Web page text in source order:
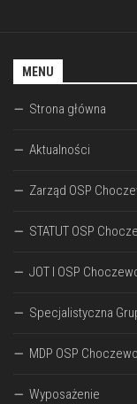
MENU
Strona główna
Aktualności
Zarząd OSP
STATUT OSP
JOT I OSP
Specjalistyczna
MDP OSP Choczewo
Wyposażenie